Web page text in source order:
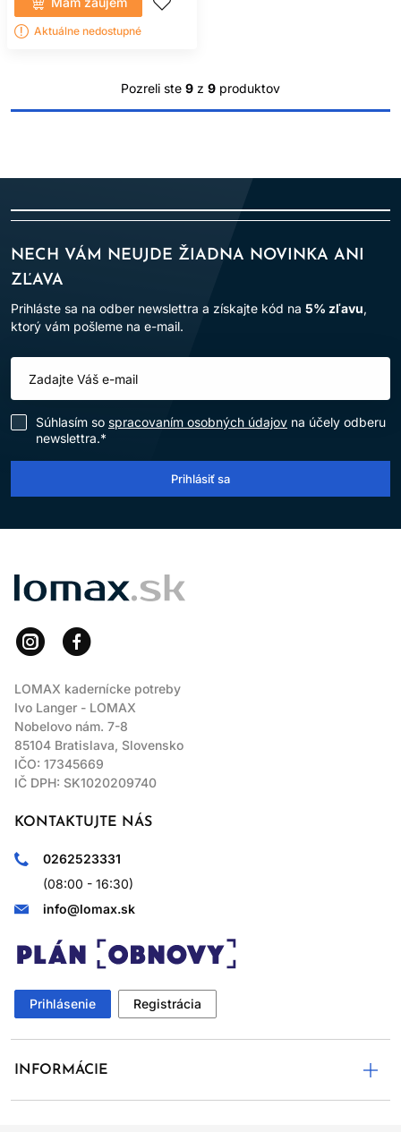
Aktuálne nedostupné
Pozreli ste 9 z 9 produktov
NECH VÁM NEUJDE ŽIADNA NOVINKA ANI
ZĽAVA
Prihláste sa na odber newslettra a získajte kód na 5% zľavu,
ktorý vám pošleme na e-mail.
Súhlasím so spracovaním osobných údajov na účely odberu
newslettra.*
Prihlásiť sa
LOMAX
LOMAX kadernícke potreby
Ivo Langer - LOMAX
Nobelovo nám. 7-8
85104 Bratislava, Slovensko
IČO: 17345669
IČ DPH: SK1020209740
KONTAKTUJTE NÁS
0262523331
(08:00 - 16:30)
info@lomax.sk
Prihlásenie Registrácia
INFORMÁCIE